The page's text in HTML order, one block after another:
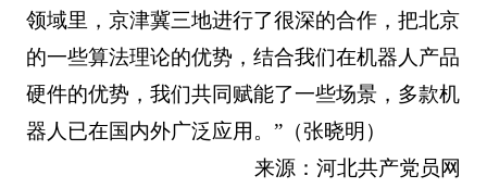
领域里，京津冀三地进行了很深的合作，把北京
的一些算法理论的优势，结合我们在机器人产品
硬件的优势，我们共同赋能了一些场景，多款机
器人已在国内外广泛应用。”（张晓明 ）
来源：河北共产党员网